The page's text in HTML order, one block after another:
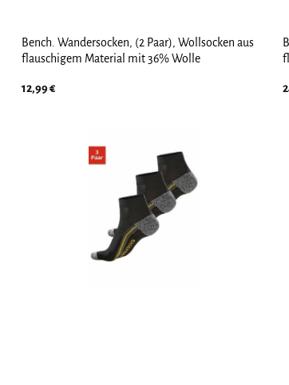
Bench. Wandersocken, (2 Paar), Wollsocken aus
flauschigem Material mit 36% Wolle
12,99€